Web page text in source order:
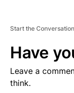
Start the Conversation
Have
Leave a
think.